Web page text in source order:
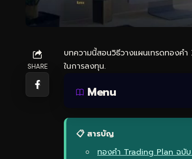
SHARE
บทความนี้สอนวิธีวางแผนเทรดทองคำ
ในการลงทุน.
Menu
📋 สารบัญ
ทองคำ Trading Plan ฉบั